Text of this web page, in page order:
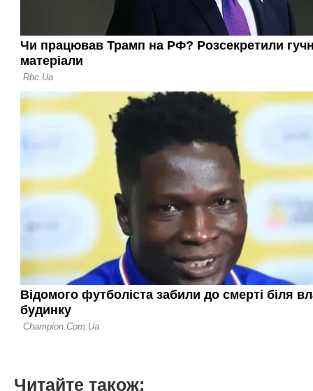
Читайте також: